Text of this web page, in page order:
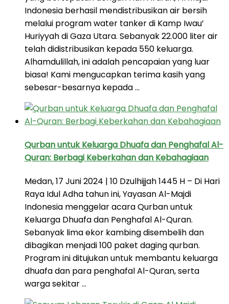
Indonesia berhasil mendistribusikan air bersih
melalui program water tanker di Kamp Iwau’
Huriyyah di Gaza Utara. Sebanyak 22.000 liter air
telah didistribusikan kepada 550 keluarga.
Alhamdulillah, ini adalah pencapaian yang luar
biasa! Kami mengucapkan terima kasih yang
sebesar-besarnya kepada …
Qurban untuk Keluarga Dhuafa dan Penghafal Al-
Quran: Berbagi Keberkahan dan Kebahagiaan
Medan, 17 Juni 2024 | 10 Dzulhijjah 1445 H – Di Hari
Raya Idul Adha tahun ini, Yayasan Al-Majdi
Indonesia menggelar acara Qurban untuk
Keluarga Dhuafa dan Penghafal Al-Quran.
Sebanyak lima ekor kambing disembelih dan
dibagikan menjadi 100 paket daging qurban.
Program ini ditujukan untuk membantu keluarga
dhuafa dan para penghafal Al-Quran, serta
warga sekitar …